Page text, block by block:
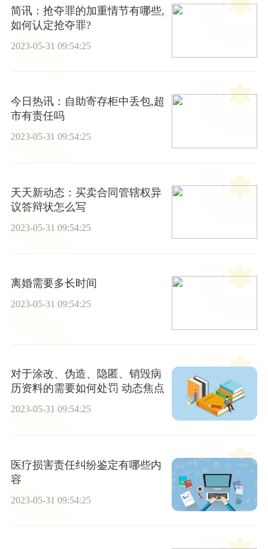
简讯：抢夺罪的加重情节有哪些,
如何认定抢夺罪?
2023-05-31 09:54:25
今日热讯：自助寄存柜中丢包,超
市有责任吗
2023-05-31 09:54:25
天天新动态：买卖合同管辖权异
议答辩状怎么写
2023-05-31 09:54:25
离婚需要多长时间
2023-05-31 09:54:25
对于涂改、伪造、隐匿、销毁病
历资料的需要如何处罚 动态焦点
2023-05-31 09:54:25
医疗损害责任纠纷鉴定有哪些内
容
2023-05-31 09:54:25